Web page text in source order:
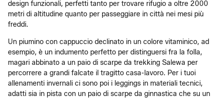
design funzionali, perfetti tanto per trovare rifugio a oltre 2000
metri di altitudine quanto per passeggiare in città nei mesi più
freddi.
Un piumino con cappuccio declinato in un colore vitaminico, ad
esempio, è un indumento perfetto per distinguersi fra la folla,
magari abbinato a un paio di scarpe da trekking Salewa per
percorrere a grandi falcate il tragitto casa-lavoro. Per i tuoi
allenamenti invernali ci sono poi i leggings in materiali tecnici,
adatti sia in pista con un paio di scarpe da ginnastica che su un